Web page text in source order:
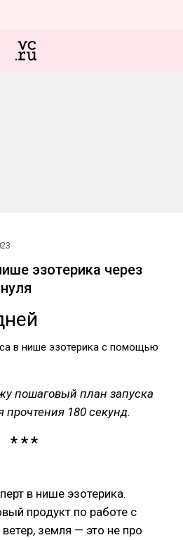
эзотерика через
в нише эзотерика с помощью
пошаговый план запуска
прочтения 180 секунд.
в нише эзотерика.
продукт по работе с
земля — это не про